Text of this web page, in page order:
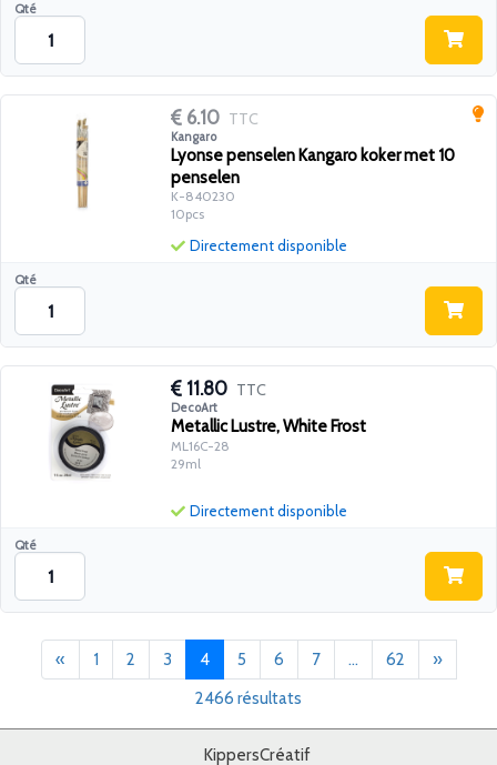
Qté
6.10 TTC
Kangaro
Lyonse penselen Kangaro koker met 10
penselen
K-840230
10pcs
Qté
Directement disponible
11.80 TTC
DecoArt
Metallic Lustre, White Frost
ML16C-28
29ml
Qté
Directement disponible
«Précédent
1 2 3 4(current)
5 6 7 ... 62 »Suivant
2466 résultats
KippersCréatif